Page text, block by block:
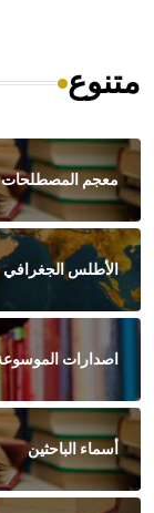
متنوع
معجم المصطلحات
الأطلس الجغرافي
اصدارات
أسماء الباحثين